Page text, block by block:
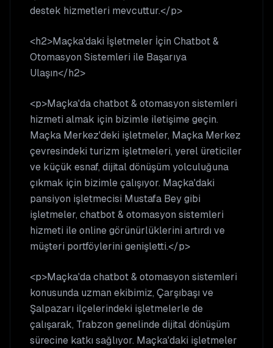
destek hizmetleri mevcuttur.</p>
<h2>Maçka'daki İşletmeler İçin Chatbot &
Otomasyon Sistemleri ile Başarıya
Ulaşın</h2>
<p>Maçka'da chatbot & otomasyon sistemleri
hizmeti almak için bizimle iletişime geçin.
Maçka Merkez'deki işletmeler, Maçka Merkez
çevresindeki turizm işletmeleri, yerel üreticiler
ve küçük esnaf, dijital dönüşüm yolculuğuna
çıkmak için bizimle çalışıyor. Maçka'daki
pansiyon işletmecisi Mustafa Bey gibi
işletmeler, chatbot & otomasyon sistemleri
hizmeti ile online görünürlüklerini artırdı ve
müşteri portföylerini genişletti.</p>
<p>Maçka'da chatbot & otomasyon sistemleri
konusunda uzman ekibimiz, Çarşıbaşı ve
Şalpazarı ilçelerindeki işletmelerle de
çalışarak, Trabzon genelinde dijital dönüşüm
sürecine katkı sağlıyor. Maçka'daki işletmeler